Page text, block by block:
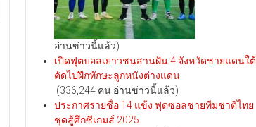
อ่านข่าวนี้แล้ว)
เปิดฟุตบอลเยาวชนสานฝัน 4 จังหวัดชายแดนใต้
คัดไปฝึกทักษะลูกหนังต่างแดน
(336,244 คน อ่านข่าวนี้แล้ว)
ประกาศรายชื่อ 14 แข้ง ฟุตซอลชายทีมชาติไทย
ชุดสู้ศึกซีเกมส์ 2025